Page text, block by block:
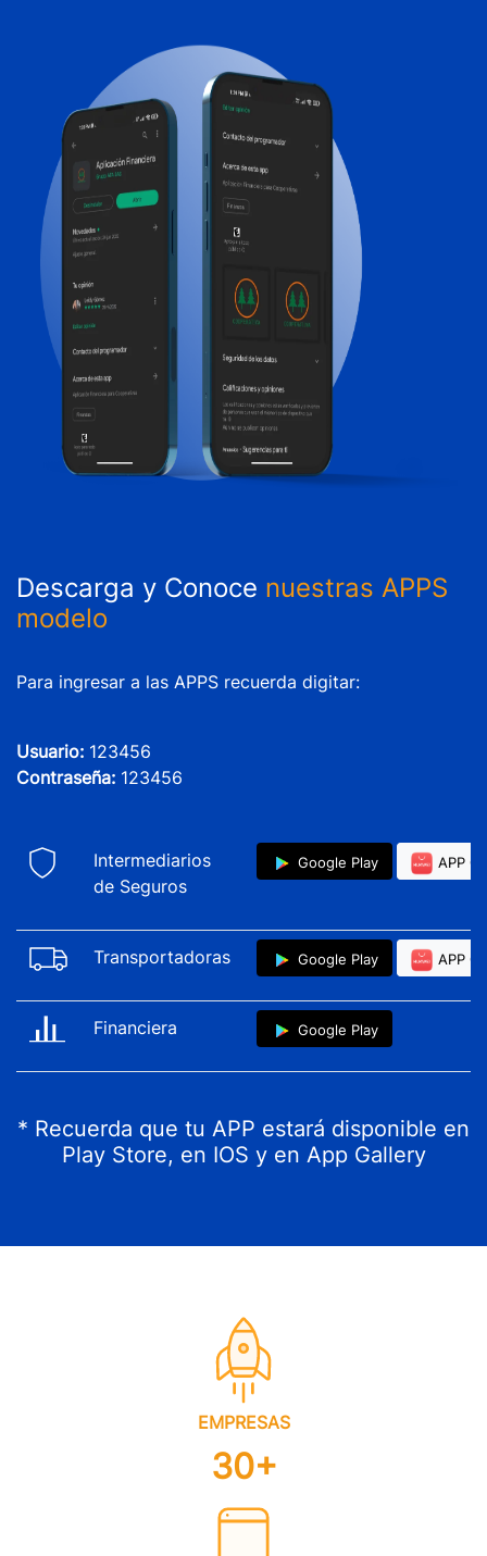
Descarga y Conoce nuestras APPS
modelo
Para ingresar a las APPS recuerda digitar:
Usuario: 123456
Contraseña: 123456
Intermediarios
de Seguros
Google Play APP
Transportadoras Google Play APP
Financiera Google Play
* Recuerda que tu APP estará disponible en
Play Store, en IOS y en App Gallery
EMPRESAS
30+